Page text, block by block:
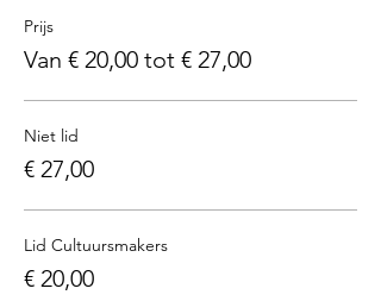
Prijs
Van € 20,00 tot € 27,00
Niet lid
€ 27,00
Lid Cultuursmakers
€ 20,00